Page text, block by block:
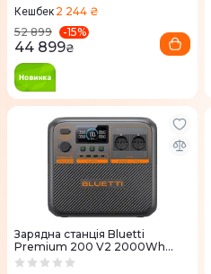
Кешбек 2 244 ₴
52 899
-15%
44 899₴
Зарядна станція Bluetti
Premium 200 V2 2000Wh
555000mAh 2700W